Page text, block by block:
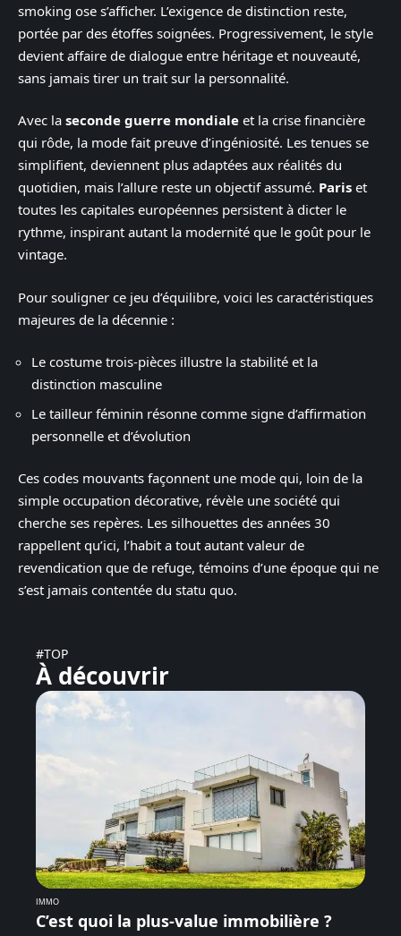
smoking ose s’afficher. L’exigence de distinction reste,
portée par des étoffes soignées. Progressivement, le style
devient affaire de dialogue entre héritage et nouveauté,
sans jamais tirer un trait sur la personnalité.
Avec la seconde guerre mondiale et la crise financière
qui rôde, la mode fait preuve d’ingéniosité. Les tenues se
simplifient, deviennent plus adaptées aux réalités du
quotidien, mais l’allure reste un objectif assumé. Paris et
toutes les capitales européennes persistent à dicter le
rythme, inspirant autant la modernité que le goût pour le
vintage.
Pour souligner ce jeu d’équilibre, voici les caractéristiques
majeures de la décennie :
Le costume trois-pièces illustre la stabilité et la
distinction masculine
Le tailleur féminin résonne comme signe d’affirmation
personnelle et d’évolution
Ces codes mouvants façonnent une mode qui, loin de la
simple occupation décorative, révèle une société qui
cherche ses repères. Les silhouettes des années 30
rappellent qu’ici, l’habit a tout autant valeur de
revendication que de refuge, témoins d’une époque qui ne
s’est jamais contentée du statu quo.
#TOP
À découvrir
IMMO
C’est quoi la plus-value immobilière ?